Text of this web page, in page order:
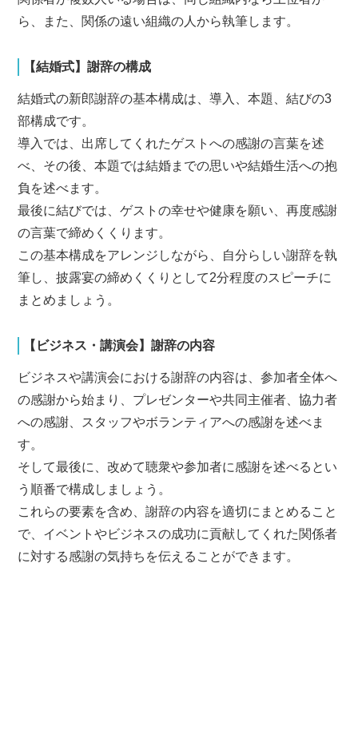
ら、また、関係の遠い組織の人から執筆します。
【結婚式】謝辞の構成
結婚式の新郎謝辞の基本構成は、導入、本題、結びの3
部構成です。
導入では、出席してくれたゲストへの感謝の言葉を述
べ、その後、本題では結婚までの思いや結婚生活への抱
負を述べます。
最後に結びでは、ゲストの幸せや健康を願い、再度感謝
の言葉で締めくくります。
この基本構成をアレンジしながら、自分らしい謝辞を執
筆し、披露宴の締めくくりとして2分程度のスピーチに
まとめましょう。
【ビジネス・講演会】謝辞の内容
ビジネスや講演会における謝辞の内容は、参加者全体へ
の感謝から始まり、プレゼンターや共同主催者、協力者
への感謝、スタッフやボランティアへの感謝を述べま
す。
そして最後に、改めて聴衆や参加者に感謝を述べるとい
う順番で構成しましょう。
これらの要素を含め、謝辞の内容を適切にまとめること
で、イベントやビジネスの成功に貢献してくれた関係者
に対する感謝の気持ちを伝えることができます。